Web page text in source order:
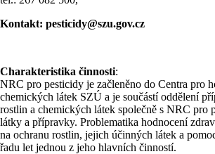
Kontakt: pesticidy@szu.gov.cz
Charakteristika činnosti:
NRC pro pesticidy je začleněno do Centra pro
chemických látek SZÚ a je součástí oddělení
rostlin a chemických látek společně s NRC pro
látky a přípravky. Problematika hodnocení
na ochranu rostlin, jejich účinných látek a
řadu let jednou z jeho hlavních činností.